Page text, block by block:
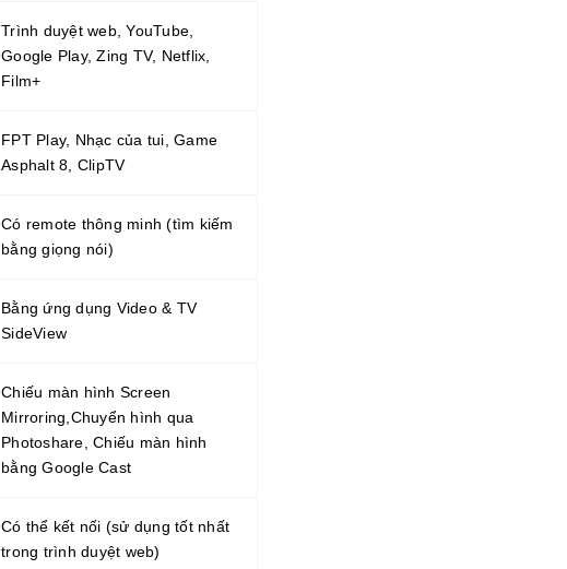
Trình duyệt web, YouTube,
Google Play, Zing TV, Netflix,
Film+
FPT Play, Nhạc của tui, Game
Asphalt 8, ClipTV
Có remote thông minh (tìm kiếm
bằng giọng nói)
Bằng ứng dụng Video & TV
SideView
Chiếu màn hình Screen
Mirroring,Chuyển hình qua
Photoshare, Chiếu màn hình
bằng Google Cast
Có thể kết nối (sử dụng tốt nhất
trong trình duyệt web)